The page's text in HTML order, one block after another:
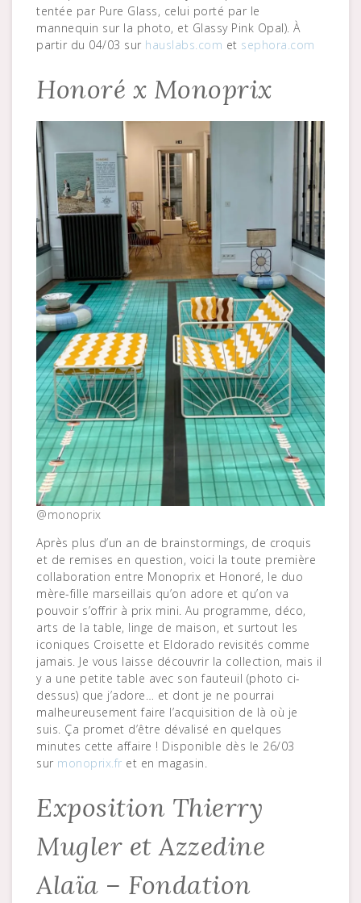
tentée par Pure Glass, celui porté par le
mannequin sur la photo, et Glassy Pink Opal). À
partir du 04/03 sur hauslabs.com et sephora.com
Honoré x Monoprix
@monoprix
Après plus d’un an de brainstormings, de croquis
et de remises en question, voici la toute première
collaboration entre Monoprix et Honoré, le duo
mère-fille marseillais qu’on adore et qu’on va
pouvoir s’offrir à prix mini. Au programme, déco,
arts de la table, linge de maison, et surtout les
iconiques Croisette et Eldorado revisités comme
jamais. Je vous laisse découvrir la collection, mais il
y a une petite table avec son fauteuil (photo ci-
dessus) que j’adore… et dont je ne pourrai
malheureusement faire l’acquisition de là où je
suis. Ça promet d’être dévalisé en quelques
minutes cette affaire ! Disponible dès le 26/03
sur monoprix.fr et en magasin.
Exposition Thierry
Mugler et Azzedine
Alaïa – Fondation